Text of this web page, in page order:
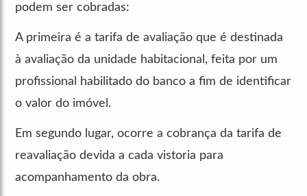
podem ser cobradas:
A primeira é a tarifa de avaliação que é destinada
à avaliação da unidade habitacional, feita por um
profissional habilitado do banco a fim de identificar
o valor do imóvel.
Em segundo lugar, ocorre a cobrança da tarifa de
reavaliação devida a cada vistoria para
acompanhamento da obra.